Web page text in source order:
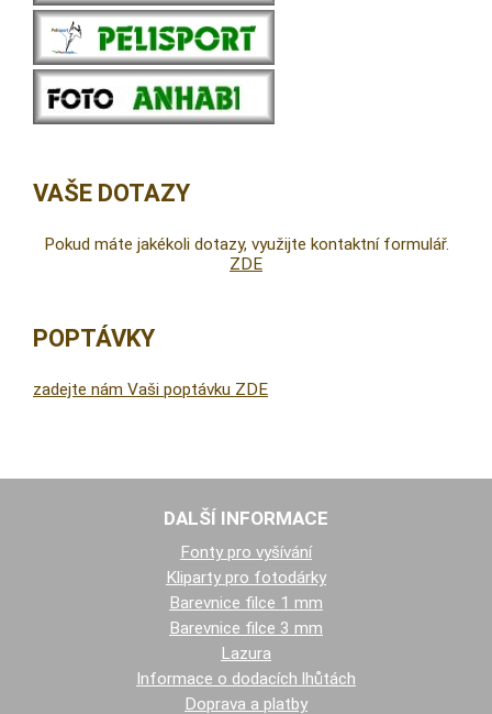
VAŠE DOTAZY
Pokud máte jakékoli dotazy, využijte kontaktní formulář.
ZDE
POPTÁVKY
zadejte nám Vaši poptávku ZDE
DALŠÍ INFORMACE
Fonty pro vyšívání
Kliparty pro fotodárky
Barevnice filce 1 mm
Barevnice filce 3 mm
Lazura
Informace o dodacích lhůtách
Doprava a platby